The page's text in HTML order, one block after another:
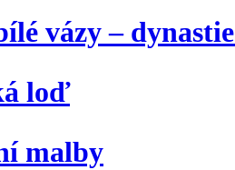
vázy –
loď
malby